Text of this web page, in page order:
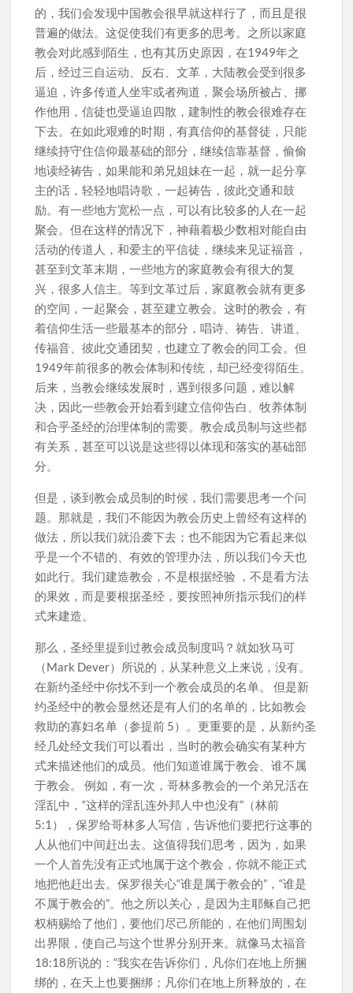
的，我们会发现中国教会很早就这样行了，而且是很
普遍的做法。这促使我们有更多的思考。之所以家庭
教会对此感到陌生，也有其历史原因，在1949年之
后，经过三自运动、反右、文革，大陆教会受到很多
逼迫，许多传道人坐牢或者殉道，聚会场所被占、挪
作他用，信徒也受逼迫四散，建制性的教会很难存在
下去。在如此艰难的时期，有真信仰的基督徒，只能
继续持守住信仰最基础的部分，继续信靠基督，偷偷
地读经祷告，如果能和弟兄姐妹在一起，就一起分享
主的话，轻轻地唱诗歌，一起祷告，彼此交通和鼓
励。有一些地方宽松一点，可以有比较多的人在一起
聚会。但在这样的情况下，神藉着极少数相对能自由
活动的传道人，和爱主的平信徒，继续来见证福音，
甚至到文革末期，一些地方的家庭教会有很大的复
兴，很多人信主。等到文革过后，家庭教会就有更多
的空间，一起聚会，甚至建立教会。这时的教会，有
着信仰生活一些最基本的部分，唱诗、祷告、讲道、
传福音、彼此交通团契，也建立了教会的同工会。但
1949年前很多的教会体制和传统，却已经变得陌生。
后来，当教会继续发展时，遇到很多问题，难以解
决，因此一些教会开始看到建立信仰告白、牧养体制
和合乎圣经的治理体制的需要。教会成员制与这些都
有关系，甚至可以说是这些得以体现和落实的基础部
分。
但是，谈到教会成员制的时候，我们需要思考一个问
题。那就是，我们不能因为教会历史上曾经有这样的
做法，所以我们就沿袭下去；也不能因为它看起来似
乎是一个不错的、有效的管理办法，所以我们今天也
如此行。我们建造教会，不是根据经验 ，不是看方法
的果效，而是要根据圣经，要按照神所指示我们的样
式来建造。
那么，圣经里提到过教会成员制度吗？就如狄马可
（Mark Dever）所说的，从某种意义上来说，没有。
在新约圣经中你找不到一个教会成员的名单。 但是新
约圣经中的教会显然还是有人们的名单的，比如教会
救助的寡妇名单（参提前 5）。更重要的是，从新约圣
经几处经文我们可以看出，当时的教会确实有某种方
式来描述他们的成员。他们知道谁属于教会、谁不属
于教会。 例如，有一次，哥林多教会的一个弟兄活在
淫乱中，“这样的淫乱连外邦人中也没有”（林前
5:1），保罗给哥林多人写信，告诉他们要把行这事的
人从他们中间赶出去。这值得我们思考，因为，如果
一个人首先没有正式地属于这个教会，你就不能正式
地把他赶出去。保罗很关心“谁是属于教会的”，“谁是
不属于教会的”。他之所以关心，是因为主耶稣自己把
权柄赐给了他们，要他们尽己所能的，在他们周围划
出界限，使自己与这个世界分别开来。就像马太福音
18:18所说的：“我实在告诉你们，凡你们在地上所捆
绑的，在天上也要捆绑；凡你们在地上所释放的，在